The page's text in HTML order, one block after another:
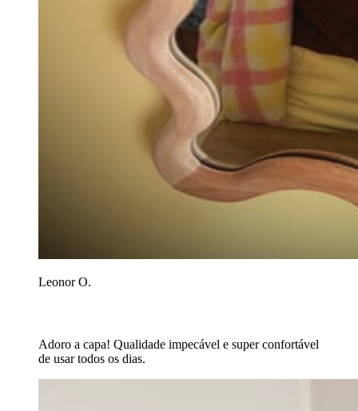
Leonor O.
Adoro a capa! Qualidade impecável e super confortável
de usar todos os dias.